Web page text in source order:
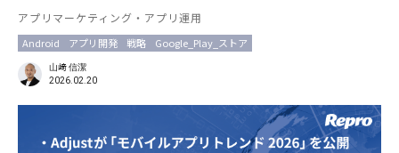
セミナー／イベント
資料／コンテンツ
資料ダウンロード 料金・お問合せ
アプリマーケティング・アプリ運用
Android アプリ開発 戦略 Google_Play_ストア
山﨑 信潔
2026.02.20